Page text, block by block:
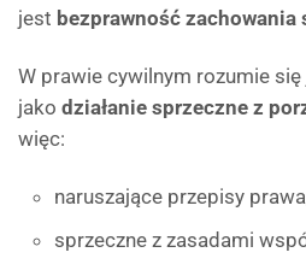
jest bezprawność zachowania
W prawie cywilnym rozumie
jako działanie sprzeczne z
więc:
naruszające przepisy
sprzeczne z zasadami